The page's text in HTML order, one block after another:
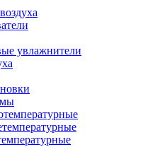
увлажнители